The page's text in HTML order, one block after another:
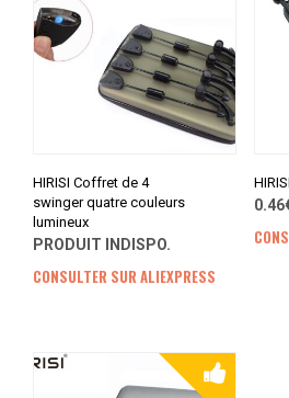
HIRISI Coffret de 4
swinger quatre couleurs
lumineux
PRODUIT INDISPO.
CONSULTER SUR ALIEXPRESS